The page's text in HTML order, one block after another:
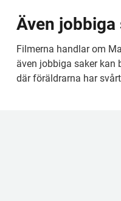
Även
Filmerna handlar om
även jobbiga saker kan
där föräldrarna har